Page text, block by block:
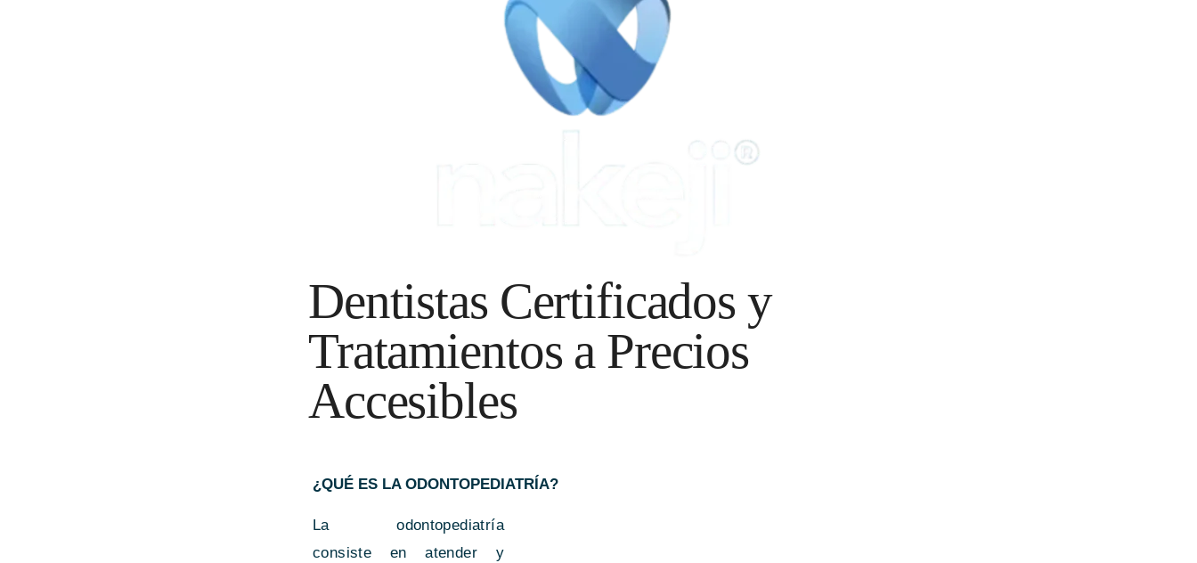
Dentistas Certificados y
Tratamientos a Precios
Accesibles
¿QUÉ ES LA ODONTOPEDIATRÍA?
La odontopediatría
consiste en atender y